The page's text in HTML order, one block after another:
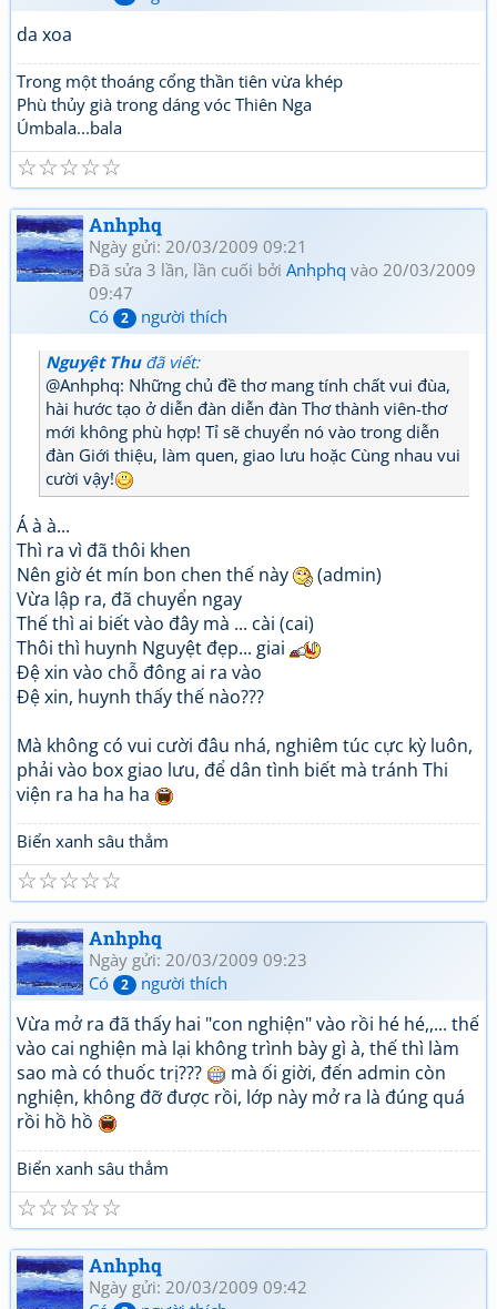
da xoa
Trong một thoáng cổng thần tiên vừa khép
Phù thủy già trong dáng vóc Thiên Nga
Úmbala...bala
☆
☆
☆
☆
☆
Anhphq
Ngày gửi: 20/03/2009 09:21
Đã sửa 3 lần, lần cuối bởi Anhphq vào 20/03/2009
09:47
Có
2 người thích
Nguyệt Thuđã viết:
@Anhphq: Những chủ đề thơ mang tính chất vui đùa,
hài hước tạo ở diễn đàn diễn đàn Thơ thành viên-thơ
mới không phù hợp! Tỉ sẽ chuyển nó vào trong diễn
đàn Giới thiệu, làm quen, giao lưu hoặc Cùng nhau vui
cười vậy!
Á à à...
Thì ra vì đã thôi khen
Nên giờ ét mín bon chen thế này
(admin)
Vừa lập ra, đã chuyển ngay
Thế thì ai biết vào đây mà ... cài (cai)
Thôi thì huynh Nguyệt đẹp... giai
Đệ xin vào chỗ đông ai ra vào
Đệ xin, huynh thấy thế nào???
Mà không có vui cười đâu nhá, nghiêm túc cực kỳ luôn,
phải vào box giao lưu, để dân tình biết mà tránh Thi
viện ra ha ha ha
Biển xanh sâu thẳm
☆
☆
☆
☆
☆
Anhphq
Ngày gửi: 20/03/2009 09:23
Có
2 người thích
Vừa mở ra đã thấy hai "con nghiện" vào rồi hé hé,,... thế
vào cai nghiện mà lại không trình bày gì à, thế thì làm
sao mà có thuốc trị???
mà ối giời, đến admin còn
nghiện, không đỡ được rồi, lớp này mở ra là đúng quá
rồi hồ hồ
Biển xanh sâu thẳm
☆
☆
☆
☆
☆
Anhphq
Ngày gửi: 20/03/2009 09:42